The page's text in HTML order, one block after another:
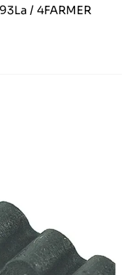
/ 4FARMER